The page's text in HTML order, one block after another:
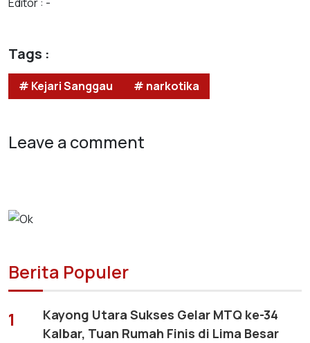
Tags :
# Kejari Sanggau # narkotika
Leave a comment
Berita Populer
1
Kayong Utara Sukses Gelar MTQ ke-34
Kalbar, Tuan Rumah Finis di Lima Besar